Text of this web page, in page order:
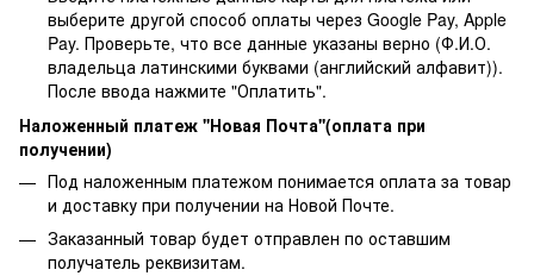
выберите другой способ оплаты через Google Pay, Apple
Pay. Проверьте, что все данные указаны верно (Ф.И.О.
владельца латинскими буквами (английский алфавит)).
После ввода нажмите "Оплатить".
Наложенный платеж ''Новая Почта''(оплата при
получении)
Под наложенным платежом понимается оплата за товар
и доставку при получении на Новой Почте.
Заказанный товар будет отправлен по оставшим
получатель реквизитам.